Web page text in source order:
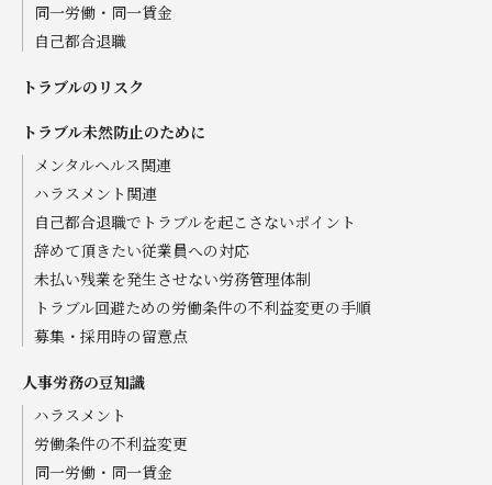
同一労働・同一賃金
自己都合退職
トラブルのリスク
トラブル未然防止のために
メンタルヘルス関連
ハラスメント関連
自己都合退職でトラブルを起こさないポイント
辞めて頂きたい従業員への対応
未払い残業を発生させない労務管理体制
トラブル回避ための労働条件の不利益変更の手順
募集・採用時の留意点
人事労務の豆知識
ハラスメント
労働条件の不利益変更
同一労働・同一賃金